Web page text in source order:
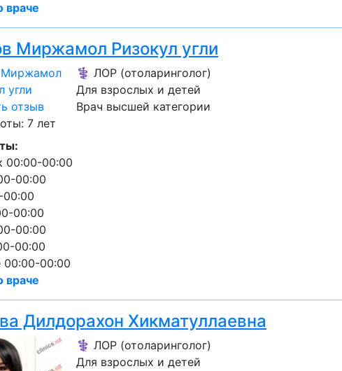
враче
Миржамол Ризокул угли
отзыв
⚕️ ЛОР (отоларинголог)
Для взрослых и детей
Врач высшей категории
7 лет
00:00-00:00
00:00
00:00
00:00
00:00
00:00-00:00
враче
Дилдорахон Хикматуллаевна
⚕️ ЛОР (отоларинголог)
Для взрослых и детей